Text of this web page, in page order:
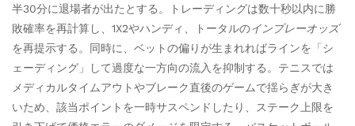
半30分に退場者が出たとする。トレーディングは数十秒以内に勝
敗確率を再計算し、1X2やハンディ、トータルのインプレーオッズ
を再提示する。同時に、ベットの偏りが生まれればラインを「シ
ェーディング」して過度な一方向の流入を抑制する。テニスでは
メディカルタイムアウトやブレーク直後のゲームで揺らぎが大き
いため、該当ポイントを一時サスペンドしたり、ステーク上限を